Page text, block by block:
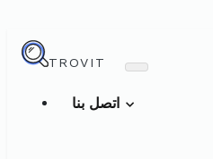
TROVIT